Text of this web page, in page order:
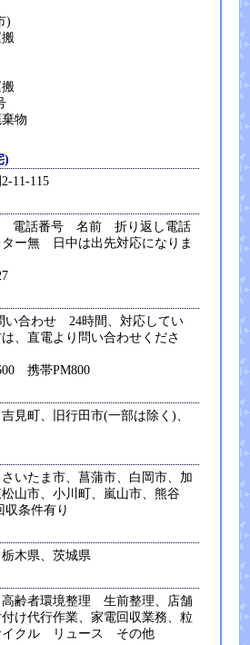
)
物
)
11-115
電話番号 名前 折り返し電話
ー無 日中は出先対応になりま
い合わせ 24時間、対応してい
、直電より問い合わせくださ
携帯PM800
見町、旧行田市(一部は除く)、
さいたま市、菖蒲市、白岡市、加
山市、小川町、嵐山市、熊谷
収条件有り
木県、茨城県
高齢者環境整理 生前整理、店舗
け代行作業、家電回収業務、粒
クル リュース その他